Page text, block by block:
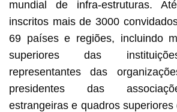
mundial de infra-estruturas.
inscritos mais de 3000
69 países e regiões, incluindo
superiores das
representantes das
presidentes das
estrangeiras e quadros